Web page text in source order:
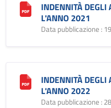
INDENNITÀ
L'ANNO 2021
Data pubblicazione :
INDENNITÀ
L'ANNO 2022
Data pubblicazione :